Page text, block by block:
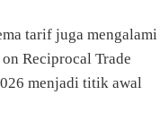
tarif juga mengalami
Reciprocal Trade
menjadi titik awal